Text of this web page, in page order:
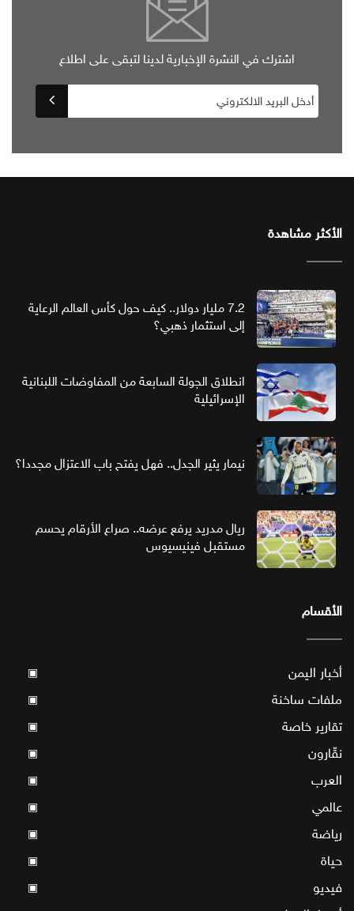
اشترك في النشرة الإخبارية لدينا لتبقى على اطلاع
الأكثر مشاهدة
7.2 مليار دولار.. كيف حول كأس العالم الرعاية
إلى استثمار ذهبي؟
انطلاق الجولة السابعة من المفاوضات اللبنانية
الإسرائيلية
نيمار يثير الجدل.. فهل يفتح باب الاعتزال مجددا؟
ريال مدريد يرفع عرضه.. صراع الأرقام يحسم
مستقبل فينيسيوس
الأقسام
أخبار اليمن ▣
ملفات ساخنة ▣
تقارير خاصة ▣
نقّارون ▣
العرب ▣
عالمي ▣
رياضة ▣
حياة ▣
فيديو ▣